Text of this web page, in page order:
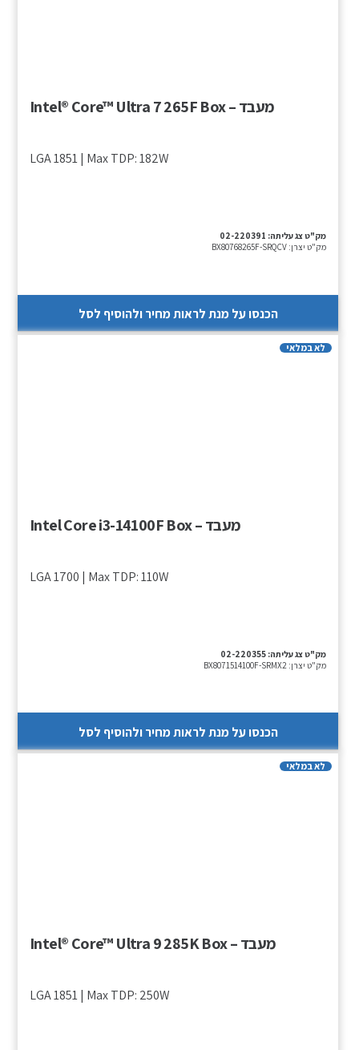
מעבד – Intel® Core™ Ultra 7 265F Box
LGA 1851 | Max TDP: 182W
מק"ט צג עליתה: 02-220391
מק"ט יצרן: BX80768265F-SRQCV
הכנסו על מנת לראות מחיר ולהוסיף לסל
לא במלאי
מעבד – Intel Core i3-14100F Box
LGA 1700 | Max TDP: 110W
מק"ט צג עליתה: 02-220355
מק"ט יצרן: BX8071514100F-SRMX2
הכנסו על מנת לראות מחיר ולהוסיף לסל
לא במלאי
מעבד – Intel® Core™ Ultra 9 285K Box
LGA 1851 | Max TDP: 250W